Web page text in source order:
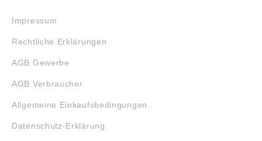
Impressum
Rechtliche Erklärungen
AGB Gewerbe
AGB Verbraucher
Allgemeine Einkaufsbedingungen
Datenschutz-Erklärung